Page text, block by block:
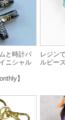
と時計パ
ニシャル
】
レジン
ルビー